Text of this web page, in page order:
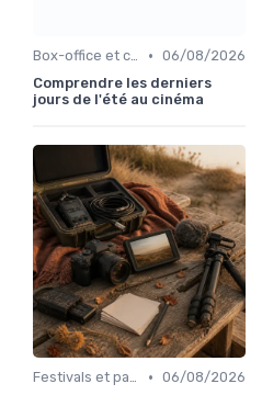
Box-office et chiffres • 06/08/2026
Comprendre les derniers
jours de l'été au cinéma
Festivals et palmarès • 06/08/2026